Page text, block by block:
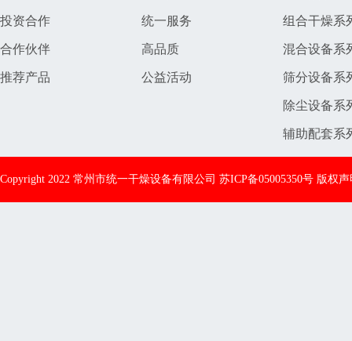
投资合作 统一服务
合作伙伴 高品质
推荐产品 公益活动
组合干燥系
混合设备系
筛分设备系
除尘设备系
辅助配套系
Copyright 2022 常州市统一干燥设备有限公司 苏ICP备05005350号 版权声